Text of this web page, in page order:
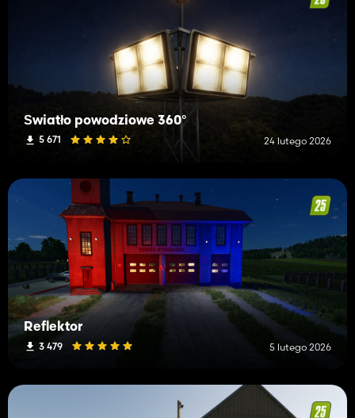
Światło powodziowe 360°
5 671 24 lutego 2026
Reflektor
3 479 5 lutego 2026